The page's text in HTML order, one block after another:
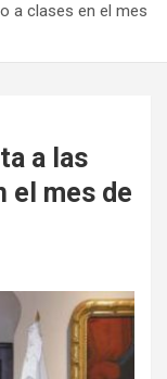
a clases en el mes
a las
el mes de